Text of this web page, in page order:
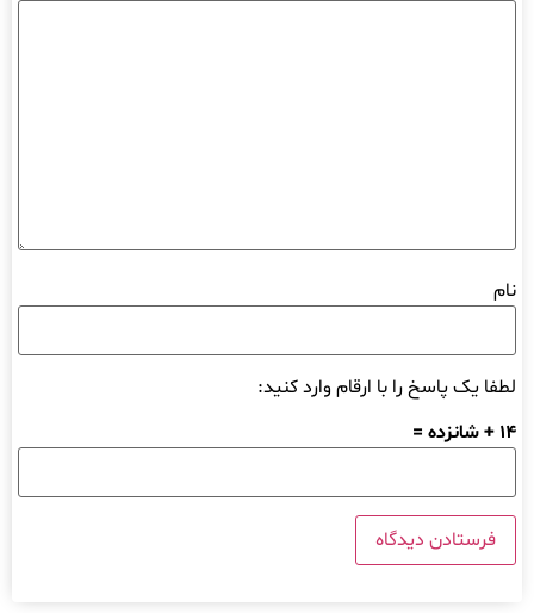
نام
لطفا یک پاسخ را با ارقام وارد کنید:
14 + شانزده =